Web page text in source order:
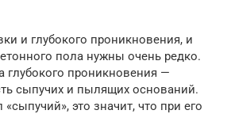
и глубокого проникновения, и
пола нужны очень редко.
глубокого проникновения —
сыпучих и пылящих оснований.
это значит, что при его